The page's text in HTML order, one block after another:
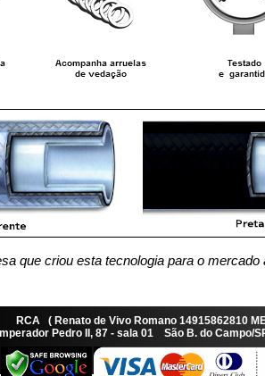
que criou esta tecnologia para o
RCA ( Renato de Vivo Romano
Pedro II, 87 - sala 01 São B. do